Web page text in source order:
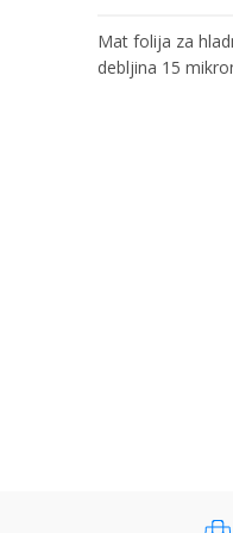
Mat folija za
debljina 15